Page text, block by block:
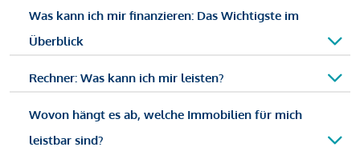
Was kann ich mir finanzieren: Das Wichtigste im
Überblick
Rechner: Was kann ich mir leisten?
Wovon hängt es ab, welche Immobilien für mich
leistbar sind?